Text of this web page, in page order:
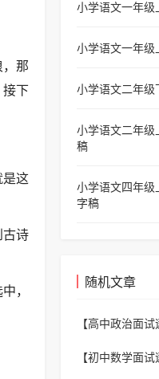
那
接下
是这
古诗
，
小学语文一年级
小学语文一年级
小学语文二年级
小学语文二年级
稿
小学语文四年级
字稿
随机文章
【高中政治面试
【初中数学面试